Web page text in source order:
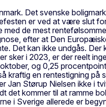
Det svenske
er ved at være slut
de mest
efter at Den
Det kan ikke undgås. Der
sker i 2023, er der reelt
og 0,25
kraftig en rentestigning på
Jan Størup Nielsen ikke i
det kommer til at ramme
i Sverige allerede er